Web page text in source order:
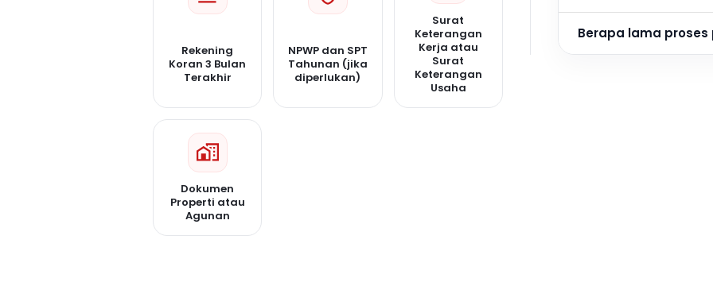
Rekening
Koran 3 Bulan
Terakhir
NPWP dan SPT
Tahunan (jika
diperlukan)
Surat
Keterangan
Kerja atau
Surat
Keterangan
Usaha
Dokumen
Properti atau
Agunan
Berapa lama proses